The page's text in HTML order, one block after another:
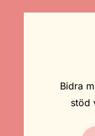
Bidra
stöd